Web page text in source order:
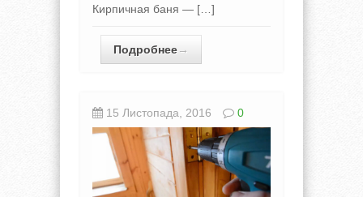
Кирпичная баня — […]
Подробнее→
15 Листопада, 2016 0